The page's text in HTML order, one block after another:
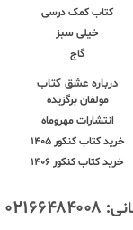
کتاب کمک درسی
خیلی سبز
گاج
درباره عشق کتاب
مولفان برگزیده
انتشارات مهروماه
خرید کتاب کنکور 1405
خرید کتاب کنکور 1406
۰۲۱۶۶۴۸۴۰۰۸